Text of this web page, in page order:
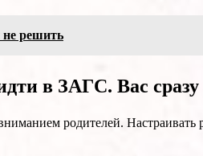
не решить
в ЗАГС. Вас
родителей. Настраивать